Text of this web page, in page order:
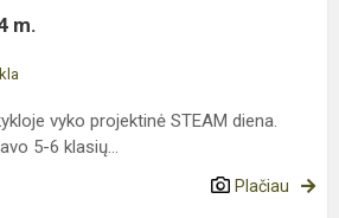
m.
vyko projektinė STEAM diena.
5-6 klasių...
Plačiau